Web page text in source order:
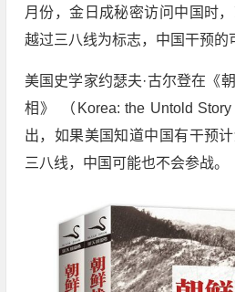
月份，金日成秘密访问中国时
越过三八线为标志，中国干预的
美国史学家约瑟夫·古尔登在《
相》 （ Korea: the Untold
出，如果美国知道中国有干预
三八线，中国可能也不会参战。